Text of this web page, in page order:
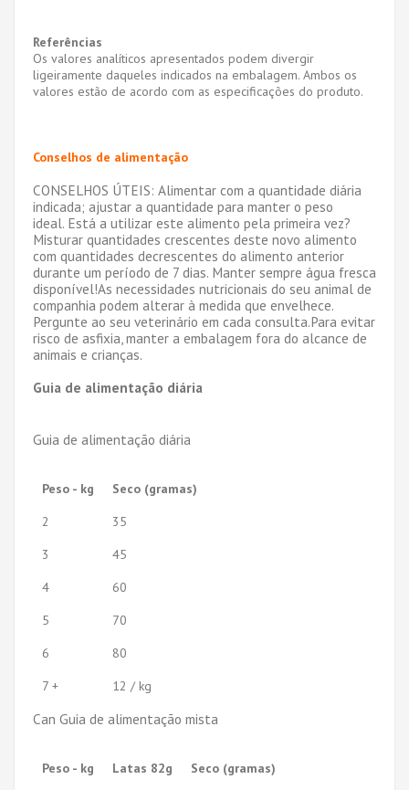
Referências
Os valores analíticos apresentados podem divergir
ligeiramente daqueles indicados na embalagem. Ambos os
valores estão de acordo com as especificações do produto.
Conselhos de alimentação
CONSELHOS ÚTEIS: Alimentar com a quantidade diária
indicada; ajustar a quantidade para manter o peso
ideal. Está a utilizar este alimento pela primeira vez?
Misturar quantidades crescentes deste novo alimento
com quantidades decrescentes do alimento anterior
durante um período de 7 dias. Manter sempre água fresca
disponível!As necessidades nutricionais do seu animal de
companhia podem alterar à medida que envelhece.
Pergunte ao seu veterinário em cada consulta.Para evitar
risco de asfixia, manter a embalagem fora do alcance de
animais e crianças.
Guia de alimentação diária
Guia de alimentação diária
Peso - kg
Seco (gramas)
2
35
3
45
4
60
5
70
6
80
7 +
12 / kg
Can Guia de alimentação mista
Peso - kg Latas 82g
Seco (gramas)